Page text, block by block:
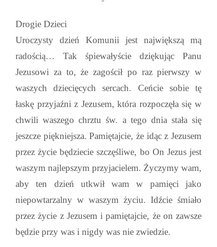
Drogie Dzieci
Uroczysty dzień Komunii jest największą mą
radością… Tak śpiewałyście dziękując Panu
Jezusowi za to, że zagościł po raz pierwszy w
waszych dziecięcych sercach. Ceńcie sobie tę
łaskę przyjaźni z Jezusem, która rozpoczęła się w
chwili waszego chrztu św. a tego dnia stała się
jeszcze piękniejsza. Pamiętajcie, że idąc z Jezusem
przez życie będziecie szczęśliwe, bo On Jezus jest
waszym najlepszym przyjacielem. Życzymy wam,
aby ten dzień utkwił wam w pamięci jako
niepowtarzalny w waszym życiu. Idźcie śmiało
przez życie z Jezusem i pamiętajcie, że on zawsze
będzie przy was i nigdy was nie zwiedzie.